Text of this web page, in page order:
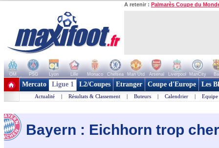
A retenir : Palmarès Coupe du
OM PSG Lyon Lille Monaco Chelsea Man Utd Arsenal Liverpool ManCity
+ de clubs
Mercato Ligue 1 L2/Coupes Etranger Coupe d'Europe Les
Actualité | Résultats & Classement | Buteurs | Calendrier | Equipe
Bayern : Eichhorn trop che